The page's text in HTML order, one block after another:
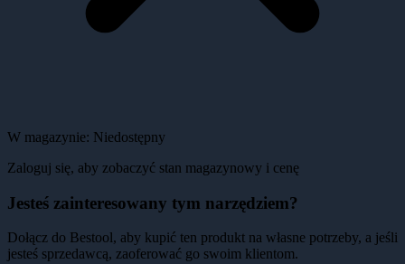
W magazynie: Niedostępny
Zaloguj się, aby zobaczyć stan magazynowy i cenę
Jesteś zainteresowany tym narzędziem?
Dołącz do Bestool, aby kupić ten produkt na własne potrzeby, a jeśli
jesteś sprzedawcą, zaoferować go swoim klientom.